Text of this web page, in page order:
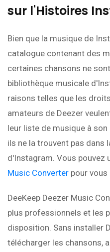
sur l'Histoires
Bien que la musique de
catalogue contenant des
certaines chansons ne
bibliothèque musicale
raisons telles que les
amateurs de Deezer
leur liste de musique à
ils ne la trouvent pas dans
d'Instagram. Vous pouvez
Music Converter pour vous
DeeKeep Deezer Music
plus professionnels et les
disposition. Sans installer
télécharger les chansons,